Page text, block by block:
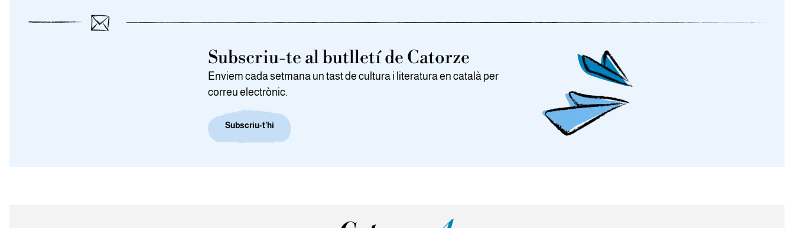
Subscriu-te al butlletí de Catorze
Enviem cada setmana un tast de cultura i literatura en català per
correu electrònic.
Subscriu-t’hi